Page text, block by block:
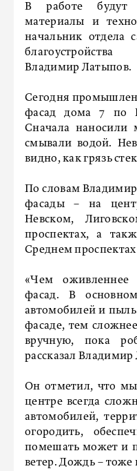
В работе будут
материалы и
начальник отдела
Владимир Латыпов.
Сегодня
фасад дома 7 по
Сначала наносили
смывали водой.
видно, как грязь
По словам
фасады – на
Невском,
проспектах, а
Среднем проспектах
«Чем оживленнее
фасад. В
автомобилей и
фасаде, тем
вручную, пока
рассказал
Он отметил, что
центре всегда
автомобилей,
огородить,
помешать может и
ветер. Дождь –